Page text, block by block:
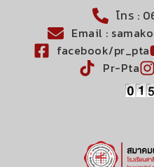
โทร :
Email :
facebook/pr_pta
Pr-Pta